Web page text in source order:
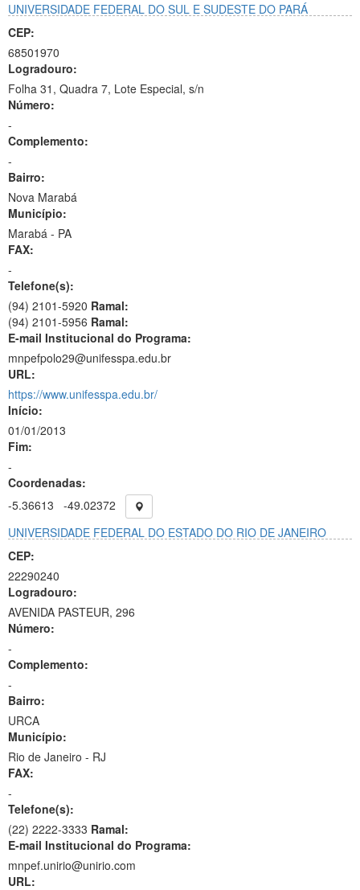
UNIVERSIDADE FEDERAL DO SUL E SUDESTE DO PARÁ
CEP:
68501970
Logradouro:
Folha 31, Quadra 7, Lote Especial, s/n
Número:
-
Complemento:
-
Bairro:
Nova Marabá
Município:
Marabá - PA
FAX:
-
Telefone(s):
(94) 2101-5920 Ramal:
(94) 2101-5956 Ramal:
E-mail Institucional do Programa:
mnpefpolo29@unifesspa.edu.br
URL:
https://www.unifesspa.edu.br/
Início:
01/01/2013
Fim:
-
Coordenadas:
-5.36613
-49.02372
UNIVERSIDADE FEDERAL DO ESTADO DO RIO DE JANEIRO
CEP:
22290240
Logradouro:
AVENIDA PASTEUR, 296
Número:
-
Complemento:
-
Bairro:
URCA
Município:
Rio de Janeiro - RJ
FAX:
-
Telefone(s):
(22) 2222-3333 Ramal:
E-mail Institucional do Programa:
mnpef.unirio@unirio.com
URL: